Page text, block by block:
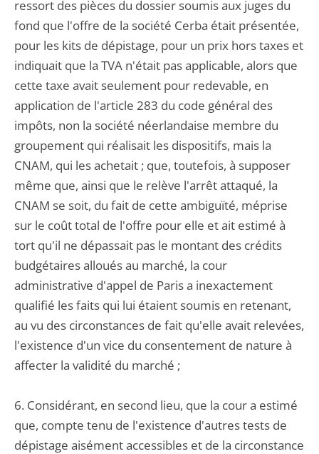
ressort des pièces du dossier soumis aux juges du
fond que l'offre de la société Cerba était présentée,
pour les kits de dépistage, pour un prix hors taxes et
indiquait que la TVA n'était pas applicable, alors que
cette taxe avait seulement pour redevable, en
application de l'article 283 du code général des
impôts, non la société néerlandaise membre du
groupement qui réalisait les dispositifs, mais la
CNAM, qui les achetait ; que, toutefois, à supposer
même que, ainsi que le relève l'arrêt attaqué, la
CNAM se soit, du fait de cette ambiguïté, méprise
sur le coût total de l'offre pour elle et ait estimé à
tort qu'il ne dépassait pas le montant des crédits
budgétaires alloués au marché, la cour
administrative d'appel de Paris a inexactement
qualifié les faits qui lui étaient soumis en retenant,
au vu des circonstances de fait qu'elle avait relevées,
l'existence d'un vice du consentement de nature à
affecter la validité du marché ;
6. Considérant, en second lieu, que la cour a estimé
que, compte tenu de l'existence d'autres tests de
dépistage aisément accessibles et de la circonstance